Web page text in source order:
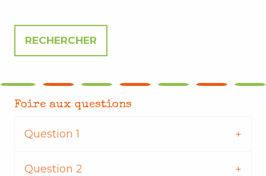
Foire aux questions
Question 1
Question 2